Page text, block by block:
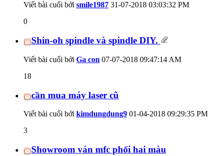
Viết bài cuối bởi smile1987 31-07-2018 03:03:32 PM
0
Shin-oh spindle và spindle DIY.
Viết bài cuối bởi Ga con 07-07-2018 09:47:14 AM
18
cần mua máy laser cũ
Viết bài cuối bởi kimdungdung9 01-04-2018 09:29:35 PM
3
Showroom ván mfc phối hai màu